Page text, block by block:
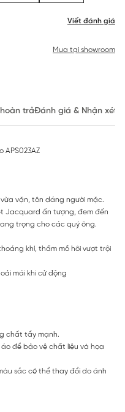
Viết đánh giá
Mua tại showroom
trảĐánh giá & Nhận xét
APS023AZ
vừa vặn, tôn dáng người mặc.
Jacquard ấn tượng, đem đến
trọng cho các quý ông.
khí, thấm mồ hôi vượt trội
mái khi cử động
chất tẩy mạnh.
để bảo vệ chất liệu và họa
sắc có thể thay đổi do ánh